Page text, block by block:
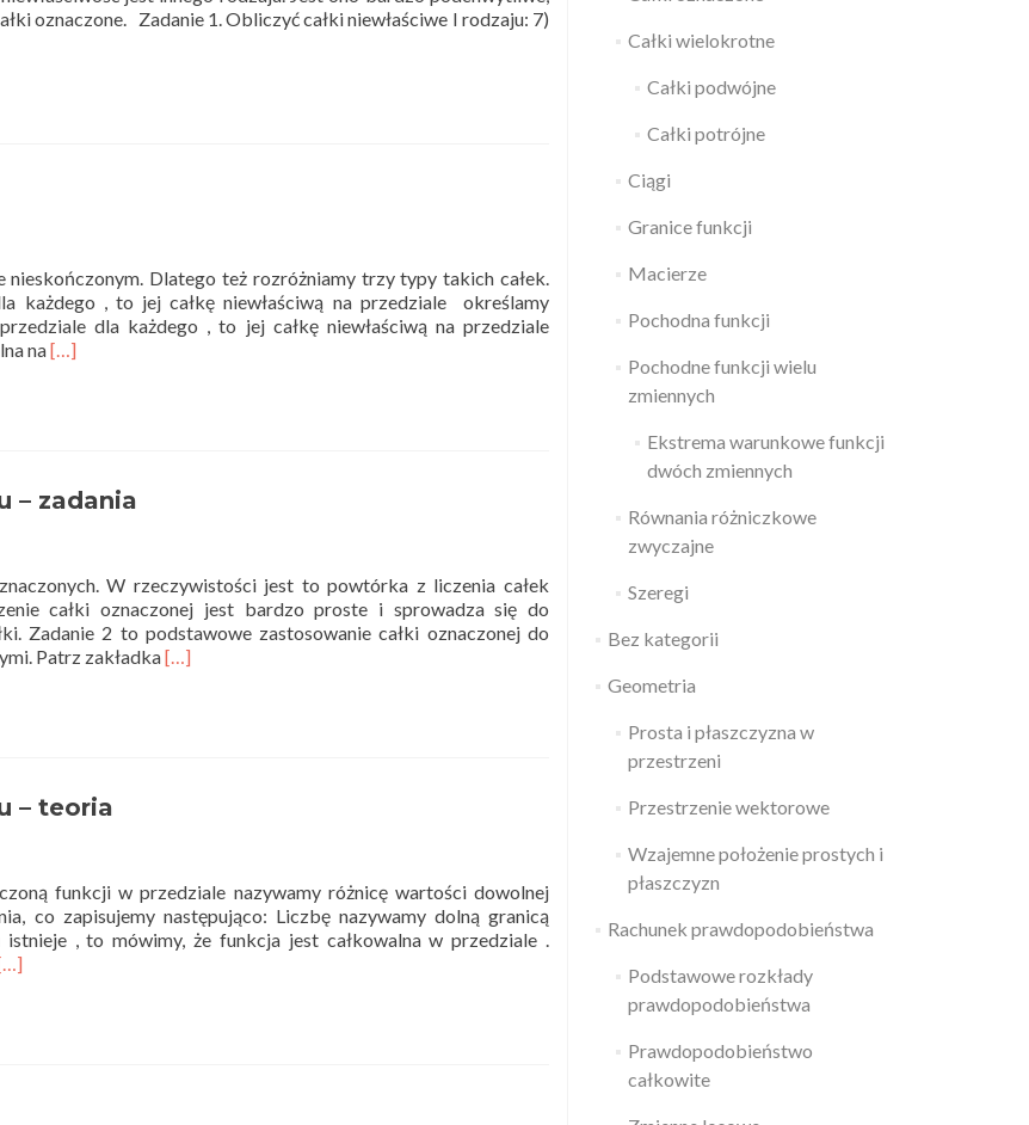
oznaczone. Zadanie 1. Obliczyć całki niewłaściwe I rodzaju: 7)
nieskończonym. Dlatego też rozróżniamy trzy typy takich całek.
każdego , to jej całkę niewłaściwą na przedziale określamy
dla każdego , to jej całkę niewłaściwą na przedziale
naRead
teoria
[…]
– zadania
W rzeczywistości jest to powtórka z liczenia całek
całki oznaczonej jest bardzo proste i sprowadza się do
Zadanie 2 to podstawowe zastosowanie całki oznaczonej do
Patrz zakładkaRead
[…]
– teoria
funkcji w przedziale nazywamy różnicę wartości dowolnej
co zapisujemy następująco: Liczbę nazywamy dolną granicą
istnieje , to mówimy, że funkcja jest całkowalna w przedziale .
Całki wielokrotne
Całki podwójne
Całki potrójne
Ciągi
Granice funkcji
Macierze
Pochodna funkcji
Pochodne funkcji wielu
zmiennych
Ekstrema warunkowe funkcji
dwóch zmiennych
Równania różniczkowe
zwyczajne
Szeregi
Bez kategorii
Geometria
Prosta i płaszczyzna w
przestrzeni
Przestrzenie wektorowe
Wzajemne położenie prostych i
płaszczyzn
Rachunek prawdopodobieństwa
Podstawowe rozkłady
prawdopodobieństwa
Prawdopodobieństwo
całkowite